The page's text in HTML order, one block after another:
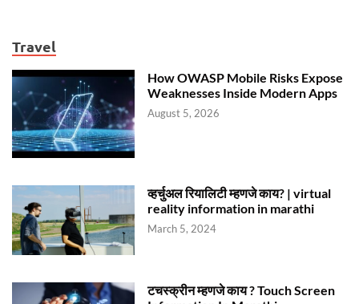
Travel
How OWASP Mobile Risks Expose
Weaknesses Inside Modern Apps
August 5, 2026
व्हर्चुअल रियालिटी म्हणजे काय? | virtual
reality information in marathi
March 5, 2024
टचस्क्रीन म्हणजे काय ? Touch Screen